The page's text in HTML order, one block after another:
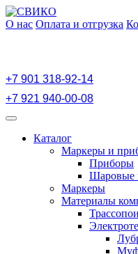
Перейти
к
О нас Оплата и отгрузка
+7 901 318-92-14
+7 921 940-00-08
Открыть
Каталог
Маркеры и
Приборы
Шаровые
Маркеры
Материалы